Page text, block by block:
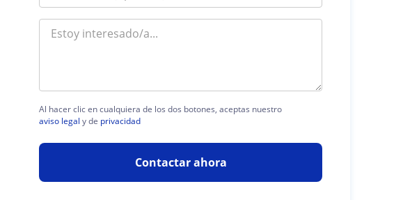
Al hacer clic en cualquiera de los dos botones, aceptas nuestro
aviso legal y de privacidad
Contactar ahora